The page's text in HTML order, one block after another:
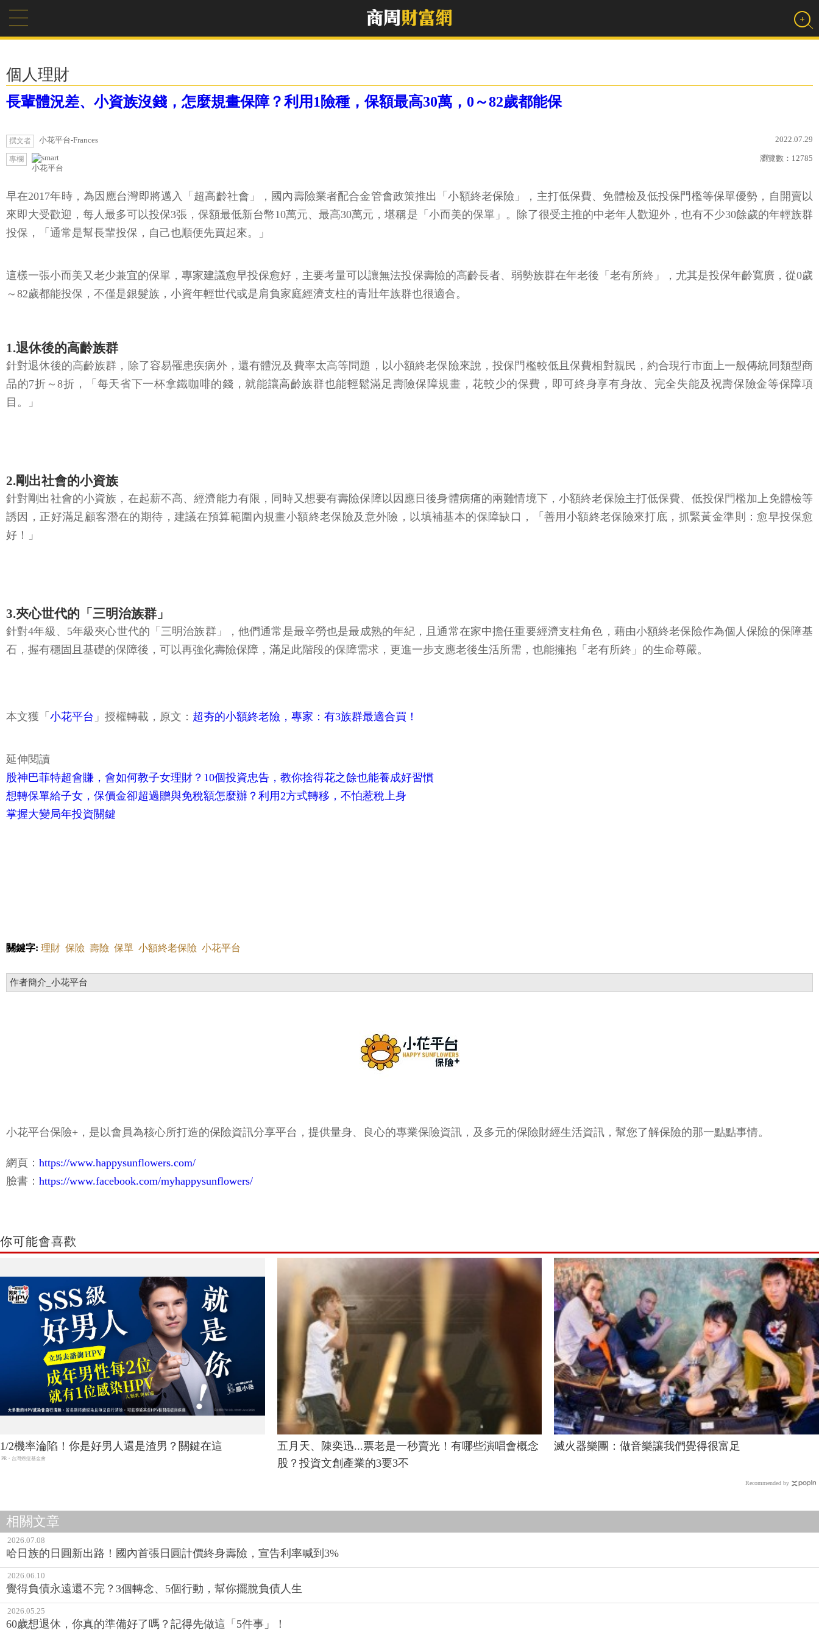
個人理財
長輩體況差、小資族沒錢，怎麼規畫保障？利用1險種，保額最高30萬，0～82歲都能保
撰文者 小花平台-Frances 2022.07.29
專欄
小花平台
瀏覽數： 12785
早在2017年時，為因應台灣即將邁入「超高齡社會」，國內壽險業者配合金管會政策推出「小額終老保險」，主打低保費、免體檢及低投保門檻等保單優勢，自開賣以
來即大受歡迎，每人最多可以投保3張，保額最低新台幣10萬元、最高30萬元，堪稱是「小而美的保單」。除了很受主推的中老年人歡迎外，也有不少30餘歲的年輕族群
投保，「通常是幫長輩投保，自己也順便先買起來。」
這樣一張小而美又老少兼宜的保單，專家建議愈早投保愈好，主要考量可以讓無法投保壽險的高齡長者、弱勢族群在年老後「老有所終」，尤其是投保年齡寬廣，從0歲
～82歲都能投保，不僅是銀髮族，小資年輕世代或是肩負家庭經濟支柱的青壯年族群也很適合。
1.退休後的高齡族群
針對退休後的高齡族群，除了容易罹患疾病外，還有體況及費率太高等問題，以小額終老保險來說，投保門檻較低且保費相對親民，約合現行市面上一般傳統同類型商
品的7折～8折，「每天省下一杯拿鐵咖啡的錢，就能讓高齡族群也能輕鬆滿足壽險保障規畫，花較少的保費，即可終身享有身故、完全失能及祝壽保險金等保障項
目。」
2.剛出社會的小資族
針對剛出社會的小資族，在起薪不高、經濟能力有限，同時又想要有壽險保障以因應日後身體病痛的兩難情境下，小額終老保險主打低保費、低投保門檻加上免體檢等
誘因，正好滿足顧客潛在的期待，建議在預算範圍內規畫小額終老保險及意外險，以填補基本的保障缺口，「善用小額終老保險來打底，抓緊黃金準則：愈早投保愈
好！」
3.夾心世代的「三明治族群」
針對4年級、5年級夾心世代的「三明治族群」，他們通常是最辛勞也是最成熟的年紀，且通常在家中擔任重要經濟支柱角色，藉由小額終老保險作為個人保險的保障基
石，握有穩固且基礎的保障後，可以再強化壽險保障，滿足此階段的保障需求，更進一步支應老後生活所需，也能擁抱「老有所終」的生命尊嚴。
本文獲「 小花平台 」授權轉載，原文： 超夯的小額終老險，專家：有3族群最適合買！
延伸閱讀
股神巴菲特超會賺，會如何教子女理財？10個投資忠告，教你捨得花之餘也能養成好習慣
想轉保單給子女，保價金卻超過贈與免稅額怎麼辦？利用2方式轉移，不怕惹稅上身
掌握大變局年投資關鍵
關鍵字: 理財 保險 壽險 保單 小額終老保險 小花平台
作者簡介_小花平台
小花平台保險+，是以會員為核心所打造的保險資訊分享平台，提供量身、良心的專業保險資訊，及多元的保險財經生活資訊，幫您了解保險的那一點點事情。
網頁： https://www.happysunflowers.com/
臉書： https://www.facebook.com/myhappysunflowers/
你可能會喜歡
1/2機率淪陷！你是好男人還是渣男？關鍵在這
PR・台灣癌症基金會
五月天、陳奕迅...票老是一秒賣光！有哪些演唱會概念
股？投資文創產業的3要3不
滅火器樂團：做音樂讓我們覺得很富足
Recommended by
相關文章
2026.07.08
哈日族的日圓新出路！國內首張日圓計價終身壽險，宣告利率喊到3%
2026.06.10
覺得負債永遠還不完？3個轉念、5個行動，幫你擺脫負債人生
2026.05.25
60歲想退休，你真的準備好了嗎？記得先做這「5件事」！